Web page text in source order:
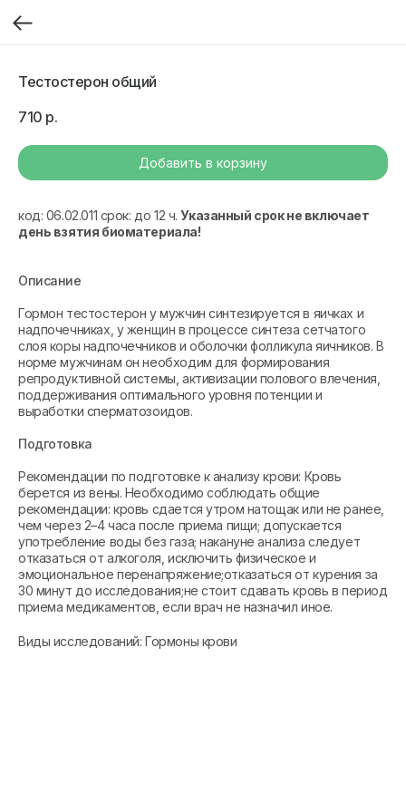
Тестостерон общий
710 р.
Добавить в корзину
код: 06.02.011 срок: до 12 ч.Указанный срок не включает
день взятия биоматериала!
Описание
Гормон тестостерон у мужчин синтезируется в яичках и
надпочечниках, у женщин в процессе синтеза сетчатого
слоя коры надпочечников и оболочки фолликула яичников. В
норме мужчинам он необходим для формирования
репродуктивной системы, активизации полового влечения,
поддерживания оптимального уровня потенции и
выработки сперматозоидов.
Подготовка
Рекомендации по подготовке к анализу крови: Кровь
берется из вены. Необходимо соблюдать общие
рекомендации: кровь сдается утром натощак или не ранее,
чем через 2–4 часа после приема пищи; допускается
употребление воды без газа; накануне анализа следует
отказаться от алкоголя, исключить физическое и
эмоциональное перенапряжение;отказаться от курения за
30 минут до исследования;не стоит сдавать кровь в период
приема медикаментов, если врач не назначил иное.
Виды исследований: Гормоны крови